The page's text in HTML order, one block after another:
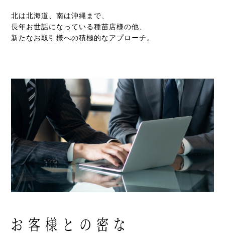
北は北海道、南は沖縄まで、
長年お世話になっている種苗店様の他、
新たなお取引様への積極的なアプローチ。
お客様との密な